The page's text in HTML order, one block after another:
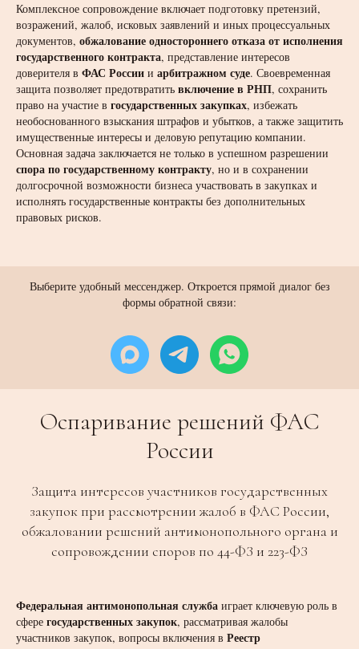
Комплексное сопровождение включает подготовку претензий,
возражений, жалоб, исковых заявлений и иных процессуальных
документов, обжалование одностороннего отказа от исполнения
государственного контракта, представление интересов
доверителя в ФАС России и арбитражном суде. Своевременная
защита позволяет предотвратить включение в РНП, сохранить
право на участие в государственных закупках, избежать
необоснованного взыскания штрафов и убытков, а также защитить
имущественные интересы и деловую репутацию компании.
Основная задача заключается не только в успешном разрешении
спора по государственному контракту, но и в сохранении
долгосрочной возможности бизнеса участвовать в закупках и
исполнять государственные контракты без дополнительных
правовых рисков.
Выберите удобный мессенджер. Откроется прямой диалог без
формы обратной связи:
Оспаривание решений ФАС
России
Защита интересов участников государственных
закупок при рассмотрении жалоб в ФАС России,
обжаловании решений антимонопольного органа и
сопровождении споров по 44-ФЗ и 223-ФЗ
Федеральная антимонопольная служба играет ключевую роль в
сфере государственных закупок, рассматривая жалобы
участников закупок, вопросы включения в Реестр